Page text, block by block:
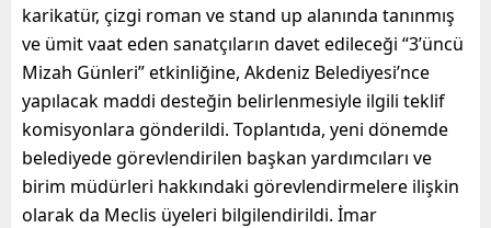
karikatür, çizgi roman ve stand up alanında tanınmış
ve ümit vaat eden sanatçıların davet edileceği “3’üncü
Mizah Günleri” etkinliğine, Akdeniz Belediyesi’nce
yapılacak maddi desteğin belirlenmesiyle ilgili teklif
komisyonlara gönderildi. Toplantıda, yeni dönemde
belediyede görevlendirilen başkan yardımcıları ve
birim müdürleri hakkındaki görevlendirmelere ilişkin
olarak da Meclis üyeleri bilgilendirildi. İmar